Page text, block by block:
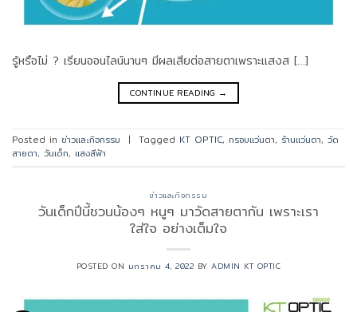
รู้หรือไม่ ? เรียนออนไลน์นานๆ มีผลเสียต่อสายตาเพราะแสงส […]
CONTINUE READING →
Posted in ข่าวและกิจกรรม | Tagged KT OPTIC, กรอบแว่นตา, ร้านแว่นตา, วัด
สายตา, วันเด็ก, แสงสีฟ้า
ข่าวและกิจกรรม
วันเด็กปีนี้ชวนน้องๆ หนูๆ มาวัดสายตากัน เพราะเรา
ใส่ใจ อย่างเต็มใจ
POSTED ON มกราคม 4, 2022 BYADMIN KT OPTIC